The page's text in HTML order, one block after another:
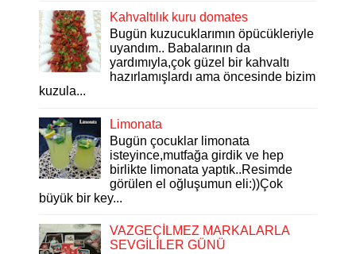
Kahvaltılık kuru domates
Bugün kuzucuklarımın öpücükleriyle
uyandım.. Babalarının da
yardımıyla,çok güzel bir kahvaltı
hazırlamışlardı ama öncesinde bizim
kuzula...
Limonata
Bugün çocuklar limonata
isteyince,mutfağa girdik ve hep
birlikte limonata yaptık..Resimde
görülen el oğluşumun eli:))Çok
büyük bir key...
VAZGEÇİLMEZ MARKALARLA
SEVGİLİLER GÜNÜ